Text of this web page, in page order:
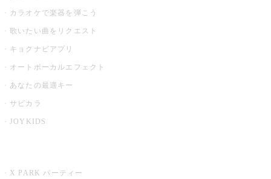
カラオケで楽器を弾こう
歌いたい曲をリクエスト
キョクナビアプリ
オートボーカルエフェクト
あなたの最適キー
サビカラ
JOYKIDS
X PARK パーティー